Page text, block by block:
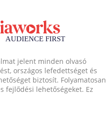
jelent minden olvasó
országos lefedettséget és
biztosít. Folyamatosan
fejlődési lehetőségeket. Ez